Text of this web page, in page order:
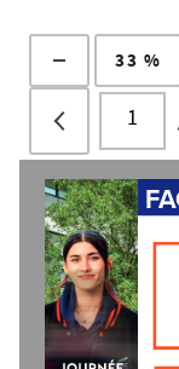
33 %
LICENCE
SCIENCES
POUR LA
SANTÉ